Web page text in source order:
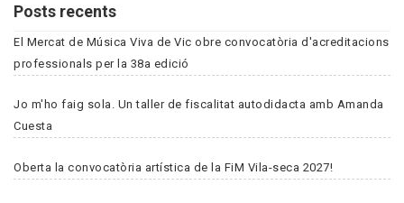
Posts recents
El Mercat de Música Viva de Vic obre convocatòria d'acreditacions
professionals per la 38a edició
Jo m'ho faig sola. Un taller de fiscalitat autodidacta amb Amanda
Cuesta
Oberta la convocatòria artística de la FiM Vila-seca 2027!